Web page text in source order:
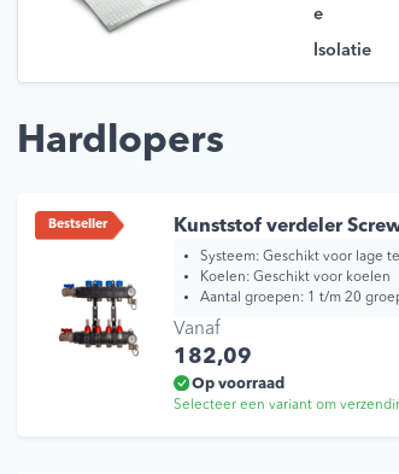
e
Isolatie
Hardlopers
Bestseller Kunststof verdeler
Systeem: Geschikt voor lage
Koelen: Geschikt voor koelen
Aantal groepen: 1 t/m 20
Vanaf
182,09
Op voorraad
Selecteer een variant om